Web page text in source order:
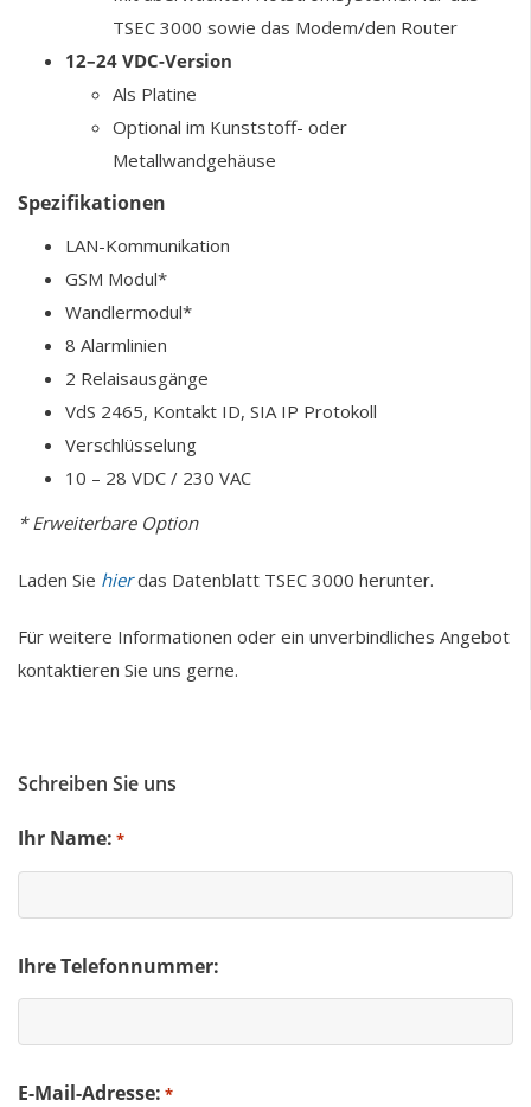
TSEC 3000 sowie das Modem/den Router
12–24 VDC-Version
Als Platine
Optional im Kunststoff- oder
Metallwandgehäuse
Spezifikationen
LAN-Kommunikation
GSM Modul*
Wandlermodul*
8 Alarmlinien
2 Relaisausgänge
VdS 2465, Kontakt ID, SIA IP Protokoll
Verschlüsselung
10 – 28 VDC / 230 VAC
* Erweiterbare Option
Laden Sie hierdas Datenblatt TSEC 3000 herunter.
Für weitere Informationen oder ein unverbindliches Angebot
kontaktieren Sie uns gerne.
Schreiben Sie uns
Ihr Name: *
Ihre Telefonnummer:
E-Mail-Adresse: *